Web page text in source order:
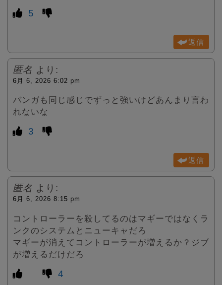
5
返信
匿名 より:
6月 6, 2026 6:02 pm
バンガも同じ感じでずっと強いけどあんまり言わ
れないな
3
返信
匿名 より:
6月 6, 2026 8:15 pm
コントローラーを殺してるのはマギーではなくラ
ンクのシステムとニューキャだろ
マギーが消えてコントローラーが増えるか？ジブ
が増えるだけだろ
4